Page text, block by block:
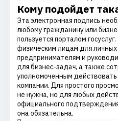
Кому подойдет
Эта электронная подпись
любому гражданину или
пользуется порталом
физическим лицам для
предпринимателям и
для бизнес-задач, а также
уполномоченным
компании. Для простого
не нужна, но для любых
официального
она обязательна.